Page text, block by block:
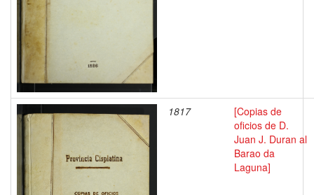
1817
[Copias de
oficios de D.
Juan J. Duran al
Barao da
Laguna]